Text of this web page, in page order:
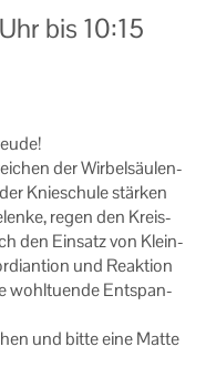
bis 10:15
der Wirbelsäulen-​
Knie­schu­le stär­ken
regen den Kreis­
den Ein­satz von Klein­
und Re­ak­ti­on
wohl­tu­en­de Ent­span­
und bitte eine Matte